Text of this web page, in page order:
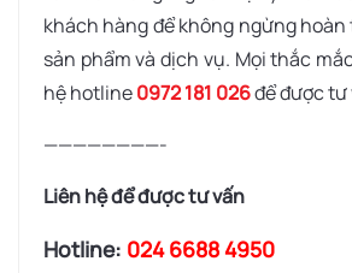
khách hàng để không ngừng
sản phẩm và dịch vụ. Mọi thắc
hệ hotline0972 181 026để được
————————-
Liên hệ để được tư vấn
Hotline: 024 6688 4950